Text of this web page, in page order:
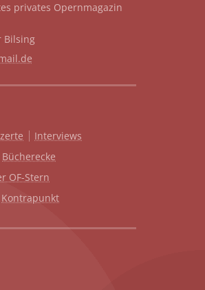
privates Opernmagazin
Bilsing
Interviews
Bücherecke
OF-Stern
Kontrapunkt